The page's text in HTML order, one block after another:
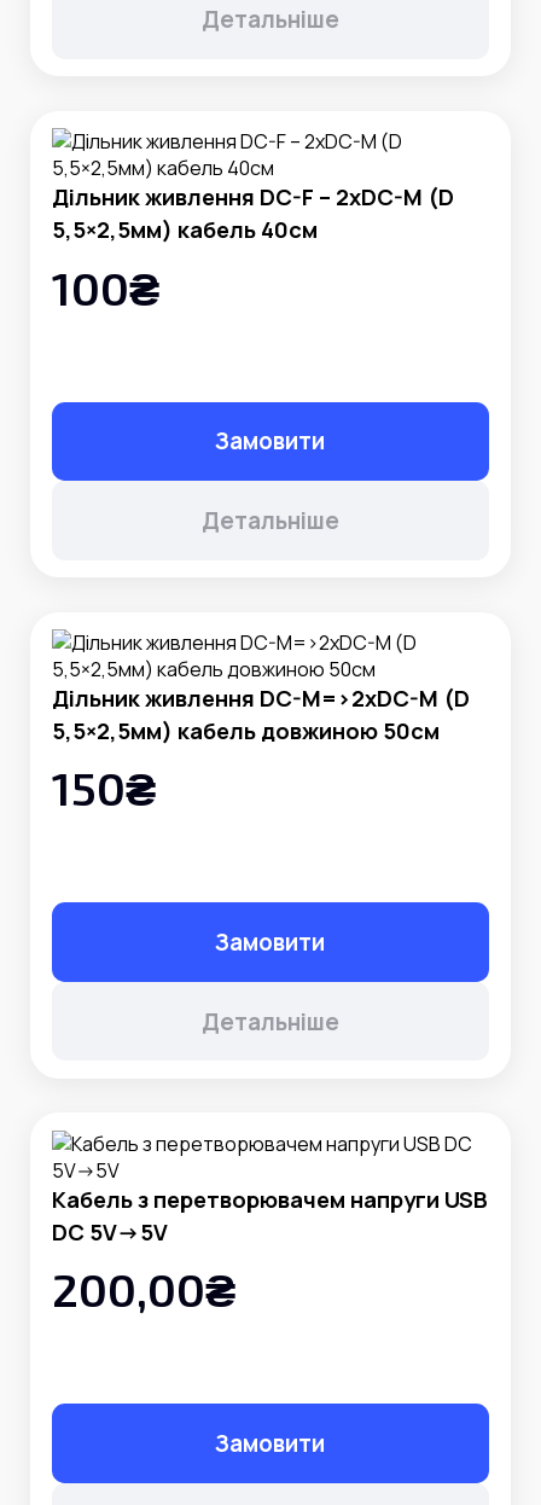
Детальніше
Дільник живлення DC-F – 2xDC-M (D
5,5×2,5мм) кабель 40см
100₴
Замовити
Детальніше
Дільник живлення DC-M=>2xDC-M (D
5,5×2,5мм) кабель довжиною 50см
150₴
Замовити
Детальніше
Кабель з перетворювачем напруги USB
DC 5V->5V
200,00₴
Замовити